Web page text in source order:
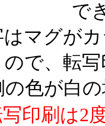
で
マグが
ので、転
色が白
印刷は2